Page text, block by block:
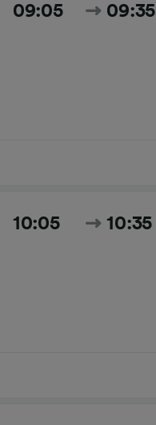
09:05 09:35
10:05 10:35